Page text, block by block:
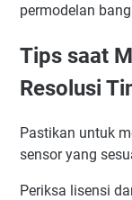
permodelan
Tips saat
Resolusi
Pastikan untuk
sensor yang
Periksa lisensi